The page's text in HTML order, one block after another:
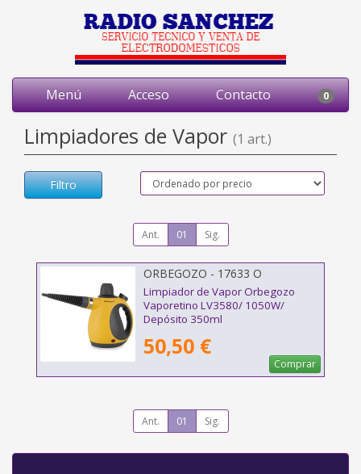
Menú Acceso Contacto 0
Limpiadores de Vapor (1 art.)
Filtro
Ant. 01 Sig.
ORBEGOZO - 17633 O
Limpiador de Vapor Orbegozo
Vaporetino LV3580/ 1050W/
Depósito 350ml
50,50 €
Comprar
Ant. 01 Sig.